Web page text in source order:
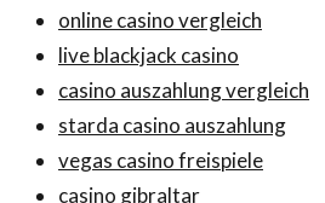
online casino vergleich
live blackjack casino
casino auszahlung vergleich
starda casino auszahlung
vegas casino freispiele
casino gibraltar